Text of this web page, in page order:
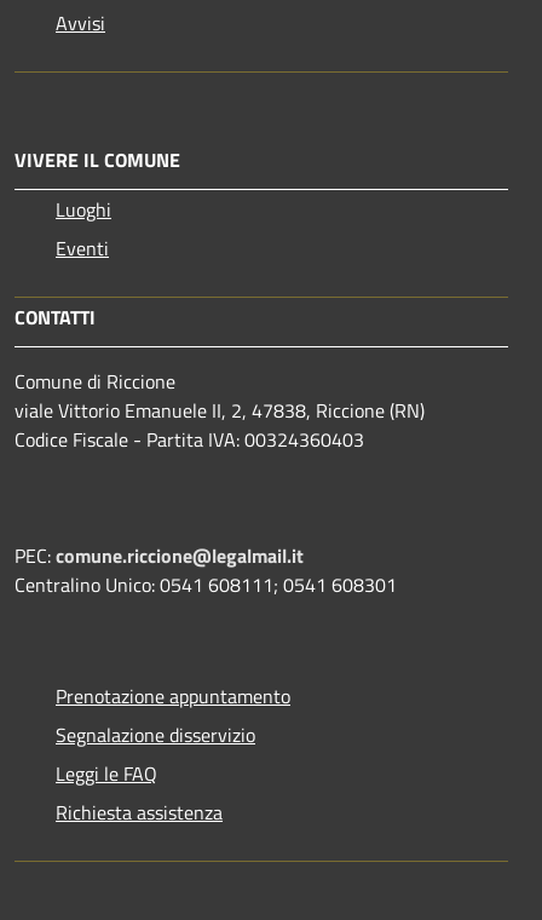
Avvisi
VIVERE IL COMUNE
Luoghi
Eventi
CONTATTI
Comune di Riccione
viale Vittorio Emanuele II, 2, 47838, Riccione (RN)
Codice Fiscale - Partita IVA: 00324360403
PEC:comune.riccione@legalmail.it
Centralino Unico: 0541 608111; 0541 608301
Prenotazione appuntamento
Segnalazione disservizio
Leggi le FAQ
Richiesta assistenza